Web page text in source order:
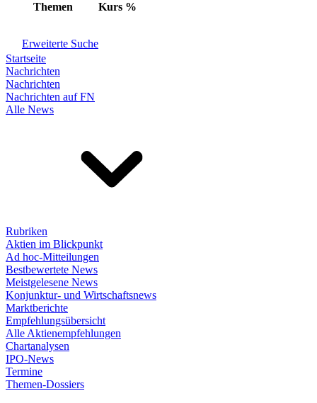
Themen Kurs %
Erweiterte Suche
Startseite
Nachrichten
Nachrichten
Nachrichten auf FN
Alle News
Rubriken
Aktien im Blickpunkt
Ad hoc-Mitteilungen
Bestbewertete News
Meistgelesene News
Konjunktur- und Wirtschaftsnews
Marktberichte
Empfehlungsübersicht
Alle Aktienempfehlungen
Chartanalysen
IPO-News
Termine
Themen-Dossiers